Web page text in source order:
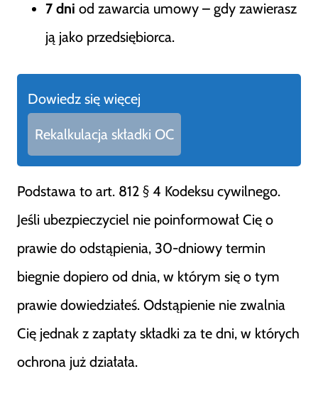
7 dni od zawarcia umowy – gdy zawierasz
ją jako przedsiębiorca.
Dowiedz się więcej
Rekalkulacja składki OC
Podstawa to art. 812 § 4 Kodeksu cywilnego.
Jeśli ubezpieczyciel nie poinformował Cię o
prawie do odstąpienia, 30-dniowy termin
biegnie dopiero od dnia, w którym się o tym
prawie dowiedziałeś. Odstąpienie nie zwalnia
Cię jednak z zapłaty składki za te dni, w których
ochrona już działała.